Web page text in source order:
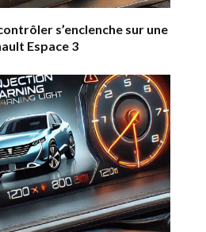
s’enclenche sur une
Espace 3